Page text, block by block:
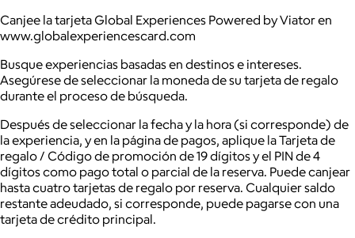
Canjee la tarjeta Global Experiences Powered by Viator en
www.globalexperiencescard.com
Busque experiencias basadas en destinos e intereses.
Asegúrese de seleccionar la moneda de su tarjeta de regalo
durante el proceso de búsqueda.
Después de seleccionar la fecha y la hora (si corresponde) de
la experiencia, y en la página de pagos, aplique la Tarjeta de
regalo / Código de promoción de 19 dígitos y el PIN de 4
dígitos como pago total o parcial de la reserva. Puede canjear
hasta cuatro tarjetas de regalo por reserva. Cualquier saldo
restante adeudado, si corresponde, puede pagarse con una
tarjeta de crédito principal.